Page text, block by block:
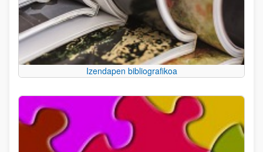
Izendapen bibliografikoa